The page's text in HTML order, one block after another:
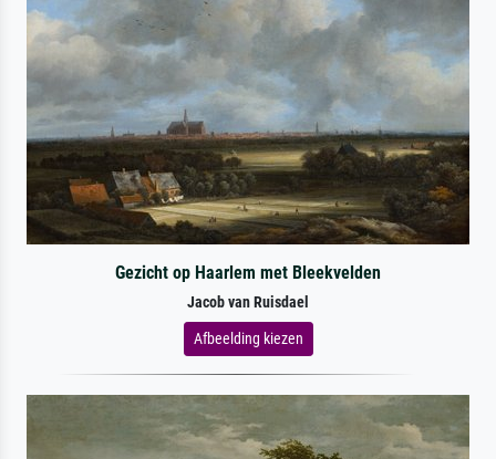
Gezicht op Haarlem met Bleekvelden
Jacob van Ruisdael
Afbeelding kiezen